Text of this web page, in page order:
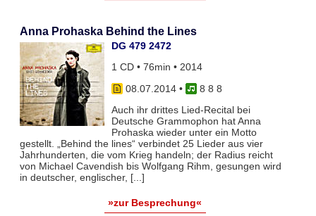
Anna Prohaska Behind the Lines
DG 479 2472
1 CD • 76min • 2014
08.07.2014•
8 8 8
Auch ihr drittes Lied-Recital bei
Deutsche Grammophon hat Anna
Prohaska wieder unter ein Motto
gestellt. „Behind the lines“ verbindet 25 Lieder aus vier
Jahrhunderten, die vom Krieg handeln; der Radius reicht
von Michael Cavendish bis Wolfgang Rihm, gesungen wird
in deutscher, englischer, [...]
»zur Besprechung«